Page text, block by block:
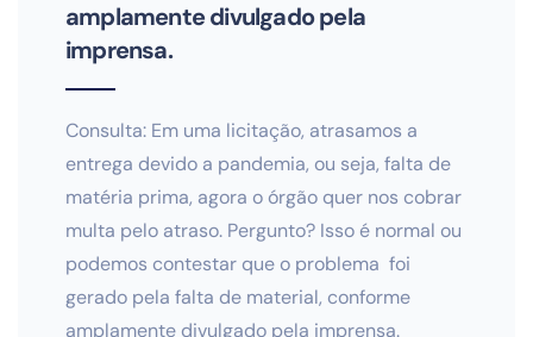
amplamente divulgado pela
imprensa.
Consulta: Em uma licitação, atrasamos a
entrega devido a pandemia, ou seja, falta de
matéria prima, agora o órgão quer nos cobrar
multa pelo atraso. Pergunto? Isso é normal ou
podemos contestar que o problema foi
gerado pela falta de material, conforme
amplamente divulgado pela imprensa.